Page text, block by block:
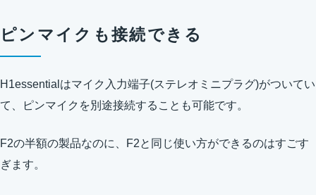
ピンマイクも接続できる
H1essentialはマイク入力端子(ステレオミニプラグ)がついてい
て、ピンマイクを別途接続することも可能です。
F2の半額の製品なのに、F2と同じ使い方ができるのはすごす
ぎます。